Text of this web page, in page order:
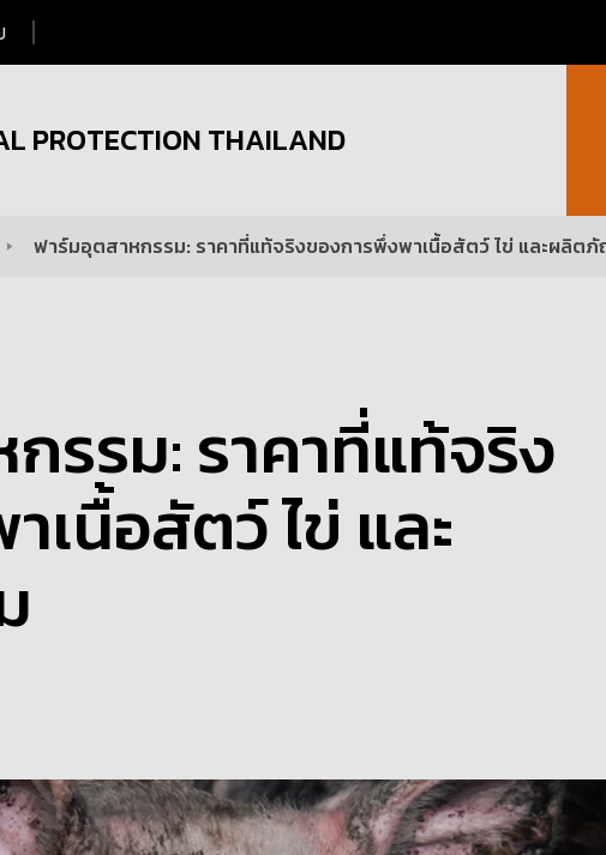
PROTECTION THAILAND
ฟาร์มอุตสาหกรรม: ราคาที่แท้จริงของการพึ่งพาเนื้อสัตว์ ไข่ และผลิต
รรม: ราคาที่แท้จริง
เนื้อสัตว์ ไข่ และ